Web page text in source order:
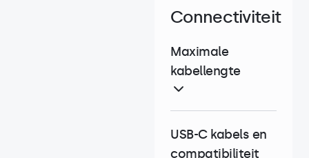
Connectiviteit
Maximale
kabellengte
USB-C kabels en
compatibiliteit